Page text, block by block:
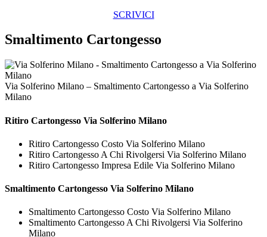
SCRIVICI
Smaltimento Cartongesso
Via Solferino Milano – Smaltimento Cartongesso a Via Solferino
Milano
Ritiro Cartongesso Via Solferino Milano
Ritiro Cartongesso Costo Via Solferino Milano
Ritiro Cartongesso A Chi Rivolgersi Via Solferino Milano
Ritiro Cartongesso Impresa Edile Via Solferino Milano
Smaltimento Cartongesso Via Solferino Milano
Smaltimento Cartongesso Costo Via Solferino Milano
Smaltimento Cartongesso A Chi Rivolgersi Via Solferino
Milano